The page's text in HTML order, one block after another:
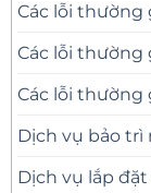
Các lỗi thường
Các lỗi thường
Các lỗi thường
Dịch vụ bảo trì
Dịch vụ lắp